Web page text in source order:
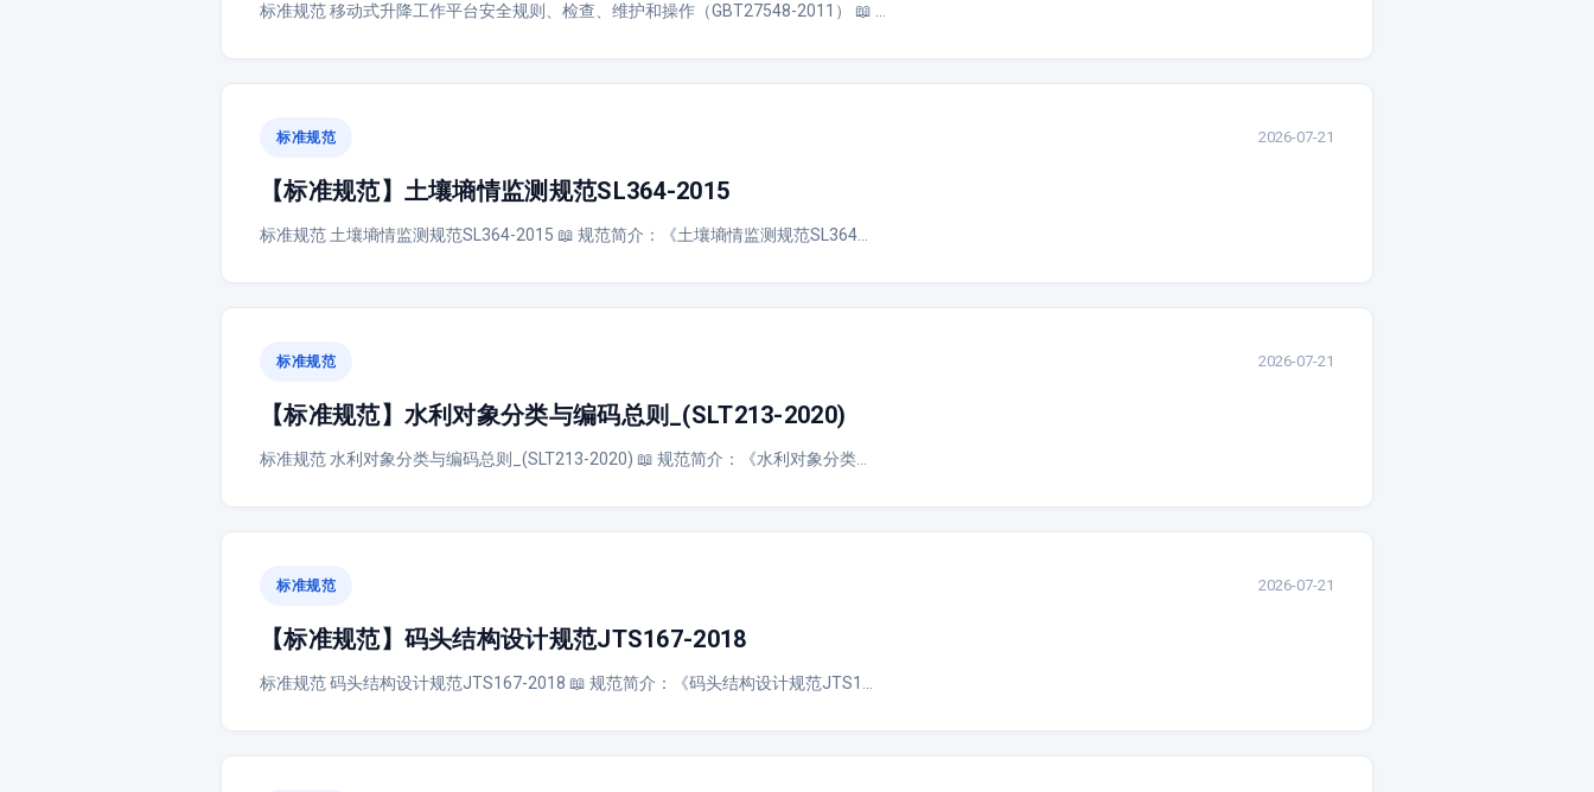
标准规范 移动式升降工作平台安全规则、检查、维护和操作（GBT27548-2011） 📖 …
标准规范 2026-07-21
【标准规范】土壤墒情监测规范SL364-2015
标准规范 土壤墒情监测规范SL364-2015 📖 规范简介：《土壤墒情监测规范SL364…
标准规范 2026-07-21
【标准规范】水利对象分类与编码总则_(SLT213-2020)
标准规范 水利对象分类与编码总则_(SLT213-2020) 📖 规范简介：《水利对象分类…
标准规范 2026-07-21
【标准规范】码头结构设计规范JTS167-2018
标准规范 码头结构设计规范JTS167-2018 📖 规范简介：《码头结构设计规范JTS1…